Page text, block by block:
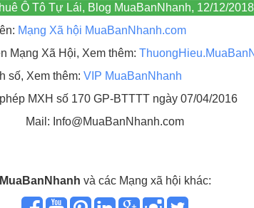
Ô Tô Tự Lái, Blog MuaBanNhanh, 12/12/
Mạng Xã hội MuaBanNhanh.com
Mạng Xã Hội, Xem thêm:
số, Xem thêm: VIP MuaBanNhanh
MXH số 170 GP-BTTTT ngày 07/04/2016
Mail: Info@MuaBanNhanh.com
MuaBanNhanh và các Mạng xã hội khác: